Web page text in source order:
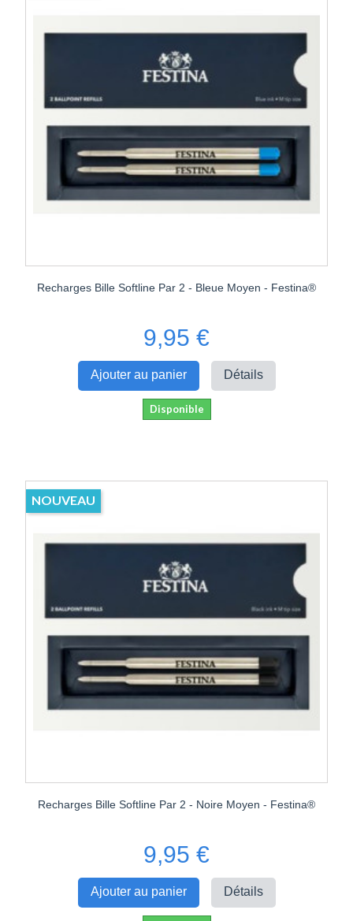
Recharges Bille Softline Par 2 - Bleue Moyen - Festina®
9,95 €
Ajouter au panier Détails
Disponible
NOUVEAU
Recharges Bille Softline Par 2 - Noire Moyen - Festina®
9,95 €
Ajouter au panier Détails